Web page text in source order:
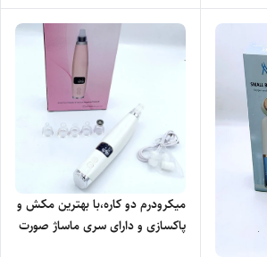
میکرودرم دو کاره،با بهترین مکش و
پاکسازی و دارای سری ماساژ صورت